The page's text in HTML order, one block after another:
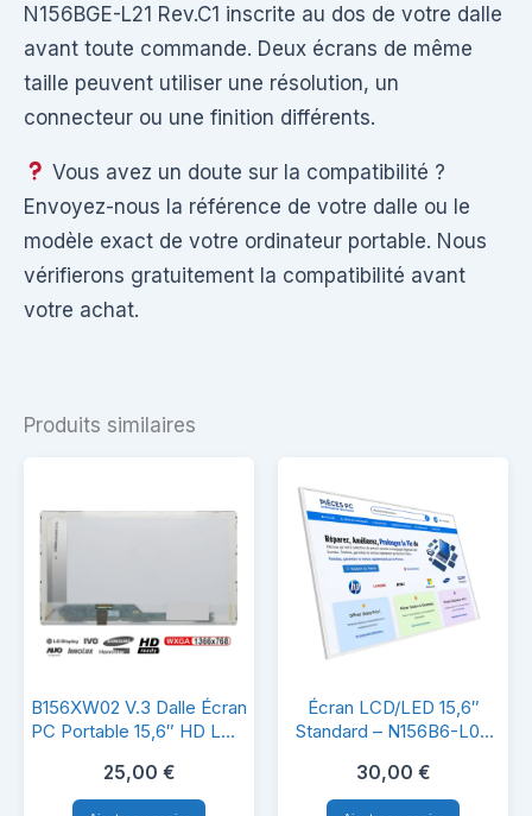
N156BGE-L21 Rev.C1 inscrite au dos de votre dalle
avant toute commande. Deux écrans de même
taille peuvent utiliser une résolution, un
connecteur ou une finition différents.
Vous avez un doute sur la compatibilité ?
Envoyez-nous la référence de votre dalle ou le
modèle exact de votre ordinateur portable. Nous
vérifierons gratuitement la compatibilité avant
votre achat.
Produits similaires
B156XW02
V.3
Dalle
Écran
B156XW02 V.3 Dalle Écran
PC Portable 15,6″ HD LCD
25,00 €
Écran
LCD/LED
15,6″
Standard
Écran LCD/LED 15,6″
Standard – N156B6-L0B
40 Pins LVDS
30,00 €